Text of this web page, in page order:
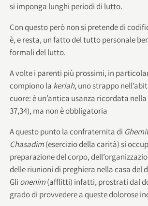
si imponga lunghi periodi di lutto.
Con questo però non si pretende di
è, e resta, un fatto del tutto personale
formali del lutto.
A volte i parenti più prossimi, in
compiono la keriah, uno strappo
cuore: è un’antica usanza ricordata nella
37,34), ma non è obbligatoria
A questo punto la confraternita di
Chasadim(esercizio della carità) si
preparazione del corpo,
delle riunioni di preghiera nella casa del
Gli onenim(afflitti) infatti, prostrati dal
grado di provvedere a queste dolorose